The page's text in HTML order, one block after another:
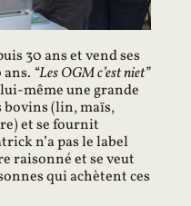
30 ans et vend ses
“Les OGM c’est niet”
même une grande
bovins (lin, maïs,
et se fournit
n’a pas le label
raisonné et se veut
qui achètent ces